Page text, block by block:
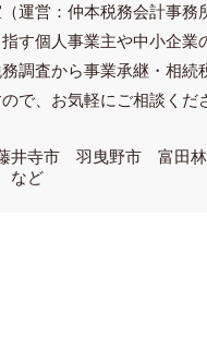
運営：仲本税務会計事
す個人事業主や中小企
調査から事業承継・相
で、お気軽にご相談くだ
井寺市 羽曳野市 富田
ど